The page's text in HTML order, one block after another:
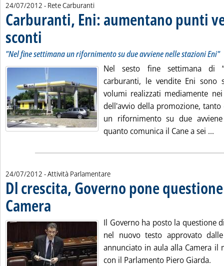
24/07/2012 - Rete Carburanti
Carburanti, Eni: aumentano punti
sconti . Sottotitolo: "Nel fine settimana un rifornimento su due avviene nelle
"Nel fine settimana un rifornimento su due avviene nelle stazioni Eni"
Nel sesto fine settimana di
carburanti, le vendite Eni
volumi realizzati mediamente
dell'avvio della promozione,
un rifornimento su due
quanto comunica il Cane a sei ...
24/07/2012 - Attività Parlamentare
Dl crescita, Governo pone
Camera . Pubblicata martedì 24 luglio 2012 alle 11.7.
Il Governo ha posto la questione
nel nuovo testo approvato
annunciato in aula alla Camera il
con il Parlamento Piero Giarda.